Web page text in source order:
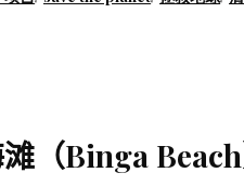
（Binga